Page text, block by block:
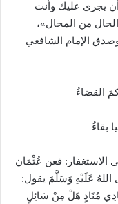
يجري عليك وأنت
من المحال»،
الإمام الشافعي
القضاءُ
بقاءُ
الاستغفار: فعن عُثْمَان
عَلَيْهِ وَسَلَّمَ يقول:
مُنَادٍ هَلْ مِنْ سَائِلٍ